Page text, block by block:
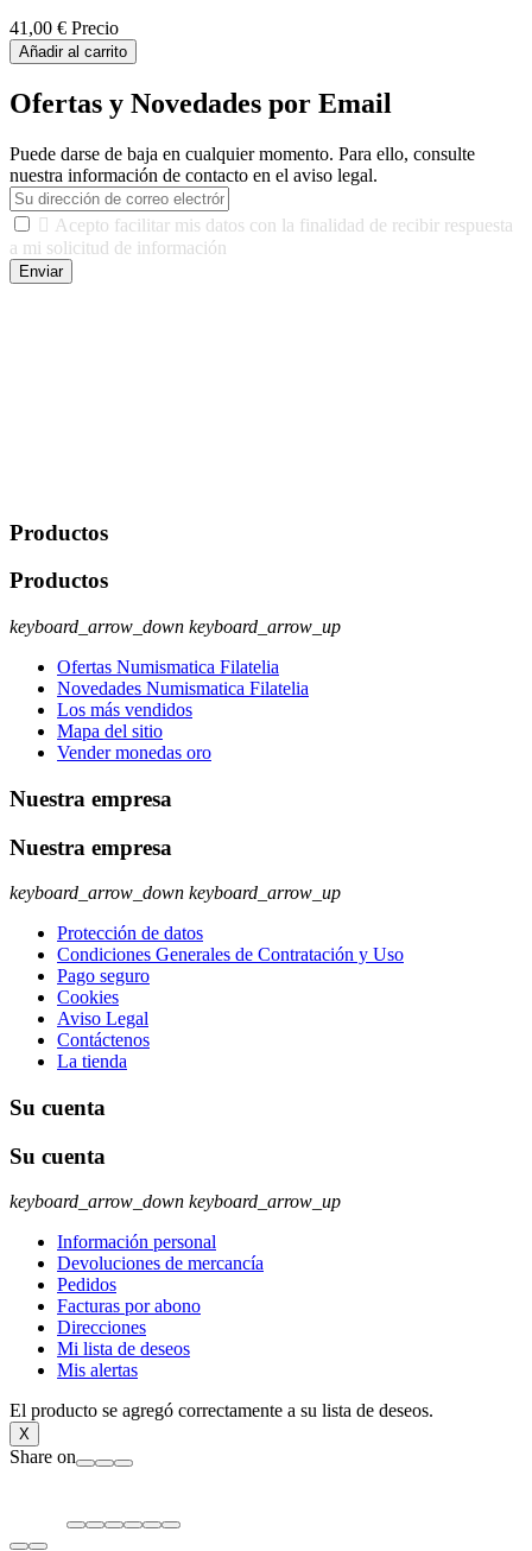
41,00 € Precio
Añadir al carrito
Ofertas y Novedades por Email
Puede darse de baja en cualquier momento. Para ello, consulte
nuestra información de contacto en el aviso legal.
 Acepto facilitar mis datos con la finalidad de recibir respuesta
a mi solicitud de información
Enviar
Productos
Productos
keyboard_arrow_down keyboard_arrow_up
Ofertas Numismatica Filatelia
Novedades Numismatica Filatelia
Los más vendidos
Mapa del sitio
Vender monedas oro
Nuestra empresa
Nuestra empresa
keyboard_arrow_down keyboard_arrow_up
Protección de datos
Condiciones Generales de Contratación y Uso
Pago seguro
Cookies
Aviso Legal
Contáctenos
La tienda
Su cuenta
Su cuenta
keyboard_arrow_down keyboard_arrow_up
Información personal
Devoluciones de mercancía
Pedidos
Facturas por abono
Direcciones
Mi lista de deseos
Mis alertas
El producto se agregó correctamente a su lista de deseos.
X
Share on